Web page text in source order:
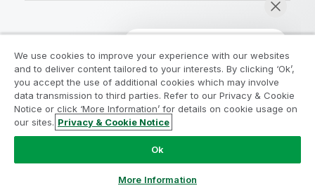
Rechtliche Vereinbarungen
Produktbedingungen
Legal Policies
Legal Policies
Benutzungsbedingungen
Marken
Do Not Share My Info
Copyright © 1993-2026 QlikTech International AB. Alle
We use cookies to improve your experience with our websites
and to deliver content tailored to your interests. By clicking ‘Ok’,
you accept the use of additional cookies which may involve
data transmission to third parties. Refer to our Privacy & Cookie
Notice or click ‘More Information’ for details on cookie usage on
our sites. Privacy & Cookie Notice
Ok
More Information